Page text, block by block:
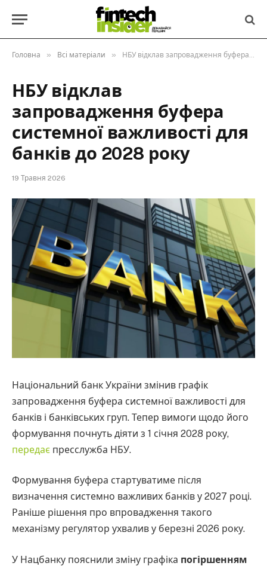
Головна » Всі матеріали » НБУ відклав запровадження буфера системної важливості для банків до 2028 року
НБУ відклав
запровадження буфера
системної важливості для
банків до 2028 року
19 Травня 2026
Національний банк України змінив графік
запровадження буфера системної важливості для
банків і банківських груп. Тепер вимоги щодо його
формування почнуть діяти з 1 січня 2028 року,
передає пресслужба НБУ.
Формування буфера стартуватиме після
визначення системно важливих банків у 2027 році.
Раніше рішення про впровадження такого
механізму регулятор ухвалив у березні 2026 року.
У Нацбанку пояснили зміну графіка погіршенням